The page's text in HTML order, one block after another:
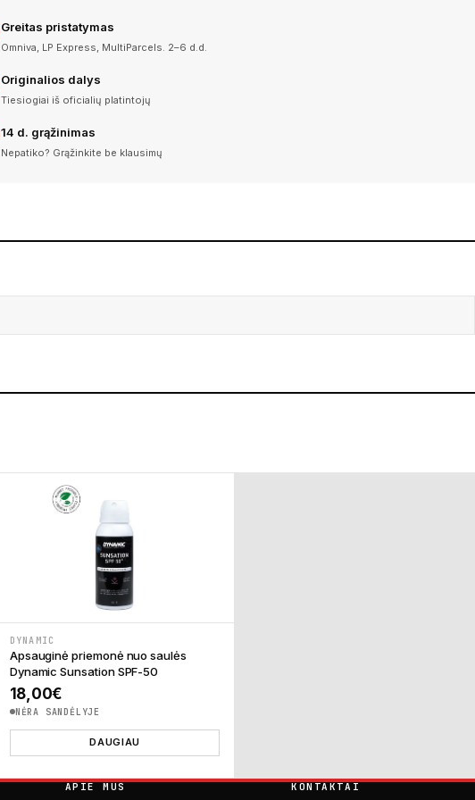
Greitas pristatymas
Omniva, LP Express, MultiParcels. 2–6 d.d.
Originalios dalys
Tiesiogiai iš oficialių platintojų
14 d. grąžinimas
Nepatiko? Grąžinkite be klausimų
DYNAMIC
Apsauginė priemonė nuo saulės
Dynamic Sunsation SPF-50
18,00€
NĖRA SANDĖLYJE
DAUGIAU
APIE MUS KONTAKTAI